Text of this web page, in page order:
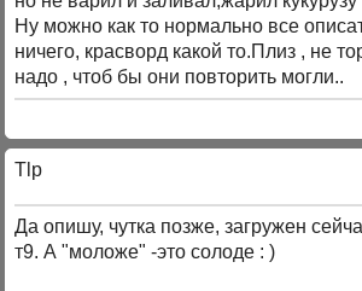
Ну можно как то нормально все
ничего, красворд какой то.Плиз , не
надо , чтоб бы они повторить могли..
Tlp
Да опишу, чутка позже, загружен
т9. А "моложе" -это солоде : )